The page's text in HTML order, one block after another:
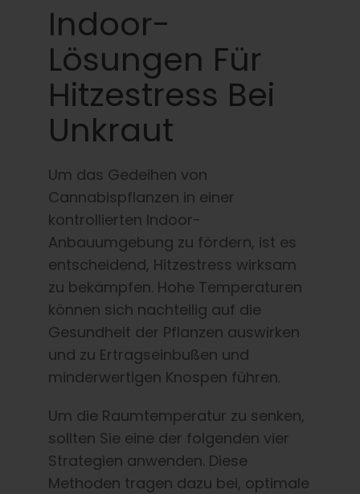
Indoor-
Lösungen Für
Hitzestress Bei
Unkraut
Um das Gedeihen von
Cannabispflanzen in einer
kontrollierten Indoor-
Anbauumgebung zu fördern, ist es
entscheidend, Hitzestress wirksam
zu bekämpfen. Hohe Temperaturen
können sich nachteilig auf die
Gesundheit der Pflanzen auswirken
und zu Ertragseinbußen und
minderwertigen Knospen führen.
Um die Raumtemperatur zu senken,
sollten Sie eine der folgenden vier
Strategien anwenden. Diese
Methoden tragen dazu bei, optimale